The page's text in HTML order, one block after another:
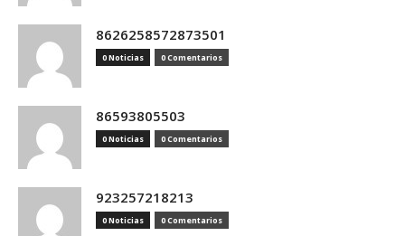
8626258572873501
0 Noticias 0 Comentarios
86593805503
0 Noticias 0 Comentarios
923257218213
0 Noticias 0 Comentarios